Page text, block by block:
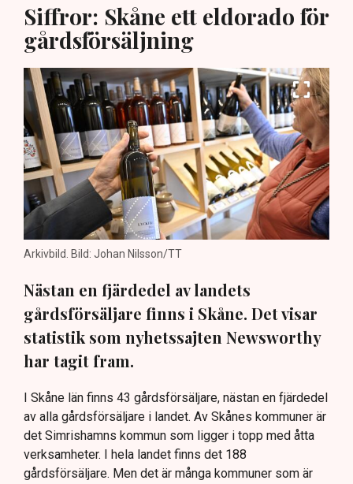
Siffror: Skåne ett eldorado för
gårdsförsäljning
Arkivbild. Bild: Johan Nilsson/TT
Nästan en fjärdedel av landets
gårdsförsäljare finns i Skåne. Det visar
statistik som nyhetssajten Newsworthy
har tagit fram.
I Skåne län finns 43 gårdsförsäljare, nästan en fjärdedel
av alla gårdsförsäljare i landet. Av Skånes kommuner är
det Simrishamns kommun som ligger i topp med åtta
verksamheter. I hela landet finns det 188
gårdsförsäljare. Men det är många kommuner som är